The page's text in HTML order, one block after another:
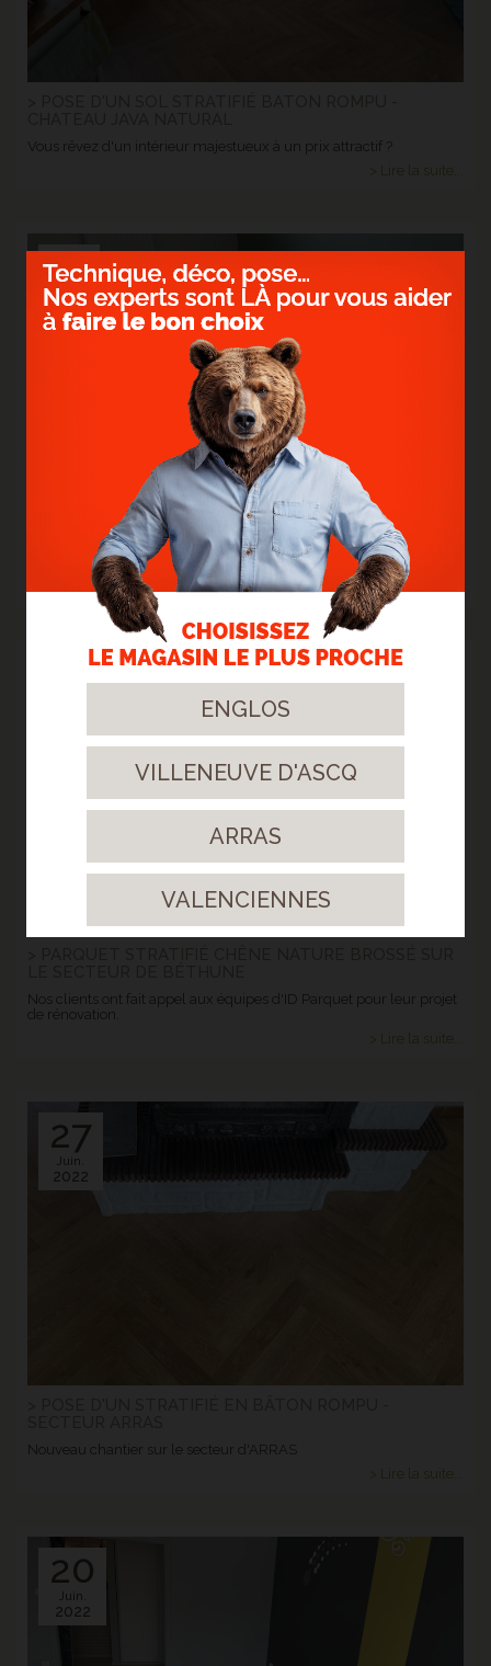
Vous rêvez d'un intérieur majestueux à un prix attractif ?
> Lire la suite...
12
Oct.
2023
> STRATIFIÉ GYANT SAND NATURAL
Un sol clair et surtout résistant !
> Lire la suite...
03
Nos clients ont fait appel aux équipes d'ID Parquet pour leur projet
de rénovation.
> Lire la suite...
27
Juin.
2022
Nouveau chantier sur le secteur d'ARRAS
> Lire la suite...
20
Juin.
2022
ENGLOS
VILLENEUVE D'ASCQ
ARRAS
VALENCIENNES